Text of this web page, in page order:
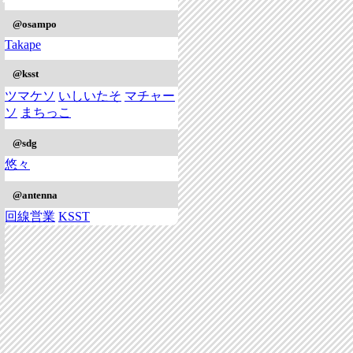
@osampo
Takape
@ksst
ツマケソ いしいたそ マチャー
ソ まちっこ
@sdg
悠々
@antenna
回線営業 KSST